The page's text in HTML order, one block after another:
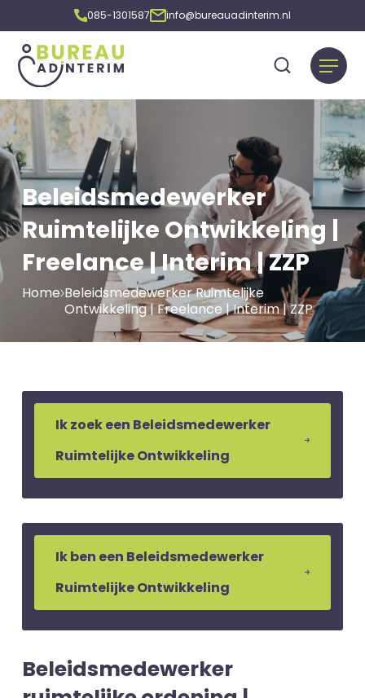
085-1301587 info@bureauadinterim.nl
Beleidsmedewerker
Ruimtelijke Ontwikkeling |
Freelance | Interim | ZZP
Home Beleidsmedewerker Ruimtelijke
Ontwikkeling | Freelance | Interim | ZZP
Ik zoek een Beleidsmedewerker
Ruimtelijke Ontwikkeling
Ik ben een Beleidsmedewerker
Ruimtelijke Ontwikkeling
Beleidsmedewerker